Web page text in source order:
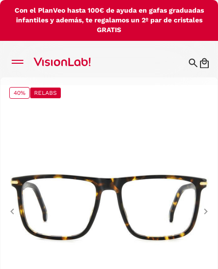
Con el PlanVeo hasta 100€ de ayuda en gafas graduadas
infantiles y además, te regalamos un 2º par de cristales
GRATIS
40% RELABS
Previous